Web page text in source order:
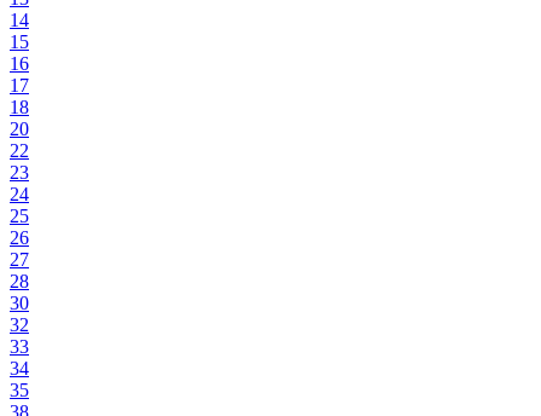
14
15
16
17
18
20
22
23
24
25
26
27
28
30
32
33
34
35
38